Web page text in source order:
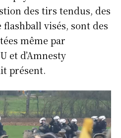
des tirs tendus, des
visés, sont des
même par
et d’Amnesty
présent.